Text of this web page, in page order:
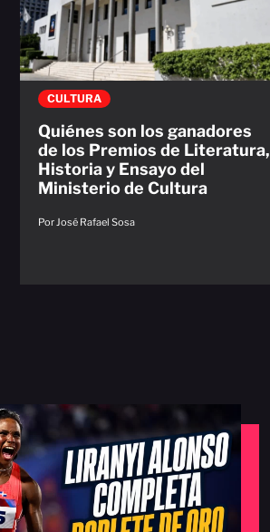
CULTURA
Quiénes son los ganadores
de los Premios de Literatura,
Historia y Ensayo del
Ministerio de Cultura
Por José Rafael Sosa